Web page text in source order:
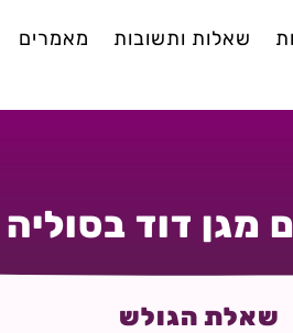
שאלות ותשובות מאמרים
מגן דוד בסוליה
שאלת הגולש